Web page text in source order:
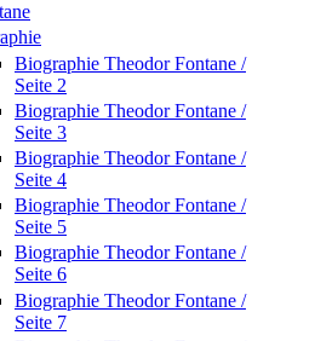
Biographie Theodor Fontane /
Seite 2
Biographie Theodor Fontane /
Seite 3
Biographie Theodor Fontane /
Seite 4
Biographie Theodor Fontane /
Seite 5
Biographie Theodor Fontane /
Seite 6
Biographie Theodor Fontane /
Seite 7